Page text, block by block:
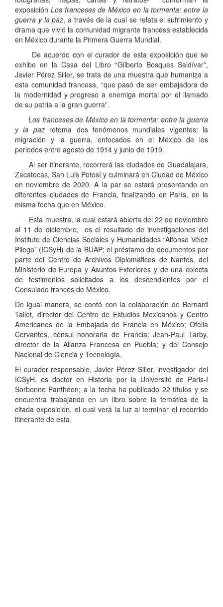
exposición Los franceses de México en la tormenta: entre la
guerra y la paz, a través de la cual se relata el sufrimiento y
drama que vivió la comunidad migrante francesa establecida
en México durante la Primera Guerra Mundial.
De acuerdo con el curador de esta exposición que se
exhibe en la Casa del Libro “Gilberto Bosques Saldívar”,
Javier Pérez Siller, se trata de una muestra que humaniza a
esta comunidad francesa, “que pasó de ser embajadora de
la modernidad y progreso a enemiga mortal por el llamado
de su patria a la gran guerra”.
Los franceses de México en la tormenta: entre la guerra
y la paz retoma dos fenómenos mundiales vigentes: la
migración y la guerra, enfocados en el México de los
periodos entre agosto de 1914 y junio de 1919.
Al ser itinerante, recorrerá las ciudades de Guadalajara,
Zacatecas, San Luis Potosí y culminará en Ciudad de México
en noviembre de 2020. A la par se estará presentando en
diferentes ciudades de Francia, finalizando en París, en la
misma fecha que en México.
Esta muestra, la cual estará abierta del 22 de noviembre
al 11 de diciembre, es el resultado de investigaciones del
Instituto de Ciencias Sociales y Humanidades “Alfonso Vélez
Pliego” (ICSyH) de la BUAP; el préstamo de documentos por
parte del Centro de Archivos Diplomáticos de Nantes, del
Ministerio de Europa y Asuntos Exteriores y de una colecta
de testimonios solicitados a los descendientes por el
Consulado francés de México.
De igual manera, se contó con la colaboración de Bernard
Tallet, director del Centro de Estudios Mexicanos y Centro
Americanos de la Embajada de Francia en México; Ofelia
Cervantes, cónsul honoraria de Francia; Jean-Paul Tarby,
director de la Alianza Francesa en Puebla; y del Consejo
Nacional de Ciencia y Tecnología.
El curador responsable, Javier Pérez Siller, investigador del
ICSyH, es doctor en Historia por la Université de Paris-I
Sorbonne Panthéon; a la fecha ha publicado 22 títulos y se
encuentra trabajando en un libro sobre la temática de la
citada exposición, el cual verá la luz al terminar el recorrido
itinerante de esta.